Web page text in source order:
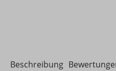
Beschreibung